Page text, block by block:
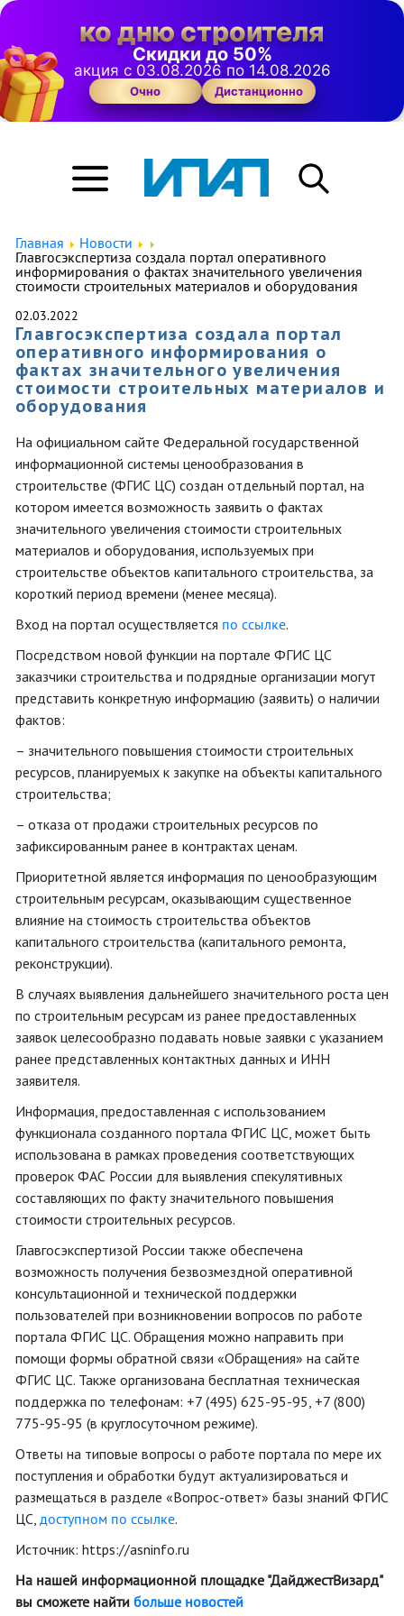
ко дню строителя
Скидки до 50%
акция с 03.08.2026 по 14.08.2026
Очно Дистанционно
Главная
Новости
Главгосэкспертиза создала портал оперативного
информирования о фактах значительного увеличения
стоимости строительных материалов и оборудования
02.03.2022
Главгосэкспертиза создала портал
оперативного информирования о
фактах значительного увеличения
стоимости строительных материалов и
оборудования
На официальном сайте Федеральной государственной
информационной системы ценообразования в
строительстве (ФГИС ЦС) создан отдельный портал, на
котором имеется возможность заявить о фактах
значительного увеличения стоимости строительных
материалов и оборудования, используемых при
строительстве объектов капитального строительства, за
короткий период времени (менее месяца).
Вход на портал осуществляется по ссылке.
Посредством новой функции на портале ФГИС ЦС
заказчики строительства и подрядные организации могут
представить конкретную информацию (заявить) о наличии
фактов:
– значительного повышения стоимости строительных
ресурсов, планируемых к закупке на объекты капитального
строительства;
– отказа от продажи строительных ресурсов по
зафиксированным ранее в контрактах ценам.
Приоритетной является информация по ценообразующим
строительным ресурсам, оказывающим существенное
влияние на стоимость строительства объектов
капитального строительства (капитального ремонта,
реконструкции).
В случаях выявления дальнейшего значительного роста цен
по строительным ресурсам из ранее предоставленных
заявок целесообразно подавать новые заявки с указанием
ранее представленных контактных данных и ИНН
заявителя.
Информация, предоставленная с использованием
функционала созданного портала ФГИС ЦС, может быть
использована в рамках проведения соответствующих
проверок ФАС России для выявления спекулятивных
составляющих по факту значительного повышения
стоимости строительных ресурсов.
Главгосэкспертизой России также обеспечена
возможность получения безвозмездной оперативной
консультационной и технической поддержки
пользователей при возникновении вопросов по работе
портала ФГИС ЦС. Обращения можно направить при
помощи формы обратной связи «Обращения» на сайте
ФГИС ЦС. Также организована бесплатная техническая
поддержка по телефонам: +7 (495) 625-95-95, +7 (800)
775-95-95 (в круглосуточном режиме).
Ответы на типовые вопросы о работе портала по мере их
поступления и обработки будут актуализироваться и
размещаться в разделе «Вопрос-ответ» базы знаний ФГИС
ЦС, доступном по ссылке.
Источник: https://asninfo.ru
На нашей информационной площадке "ДайджестВизард"
вы сможете найти больше новостей